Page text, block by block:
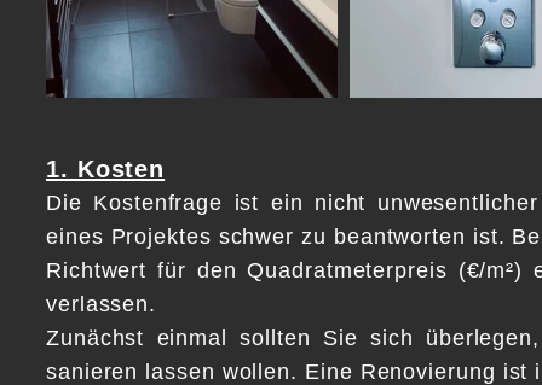
1. Kosten
Die Kostenfrage ist ein nicht
eines Projektes schwer zu beantworten ist.
Richtwert für den Quadratmeterpreis (€/
verlassen.
Zunächst einmal sollten Sie sich
sanieren lassen wollen. Eine Renovierung